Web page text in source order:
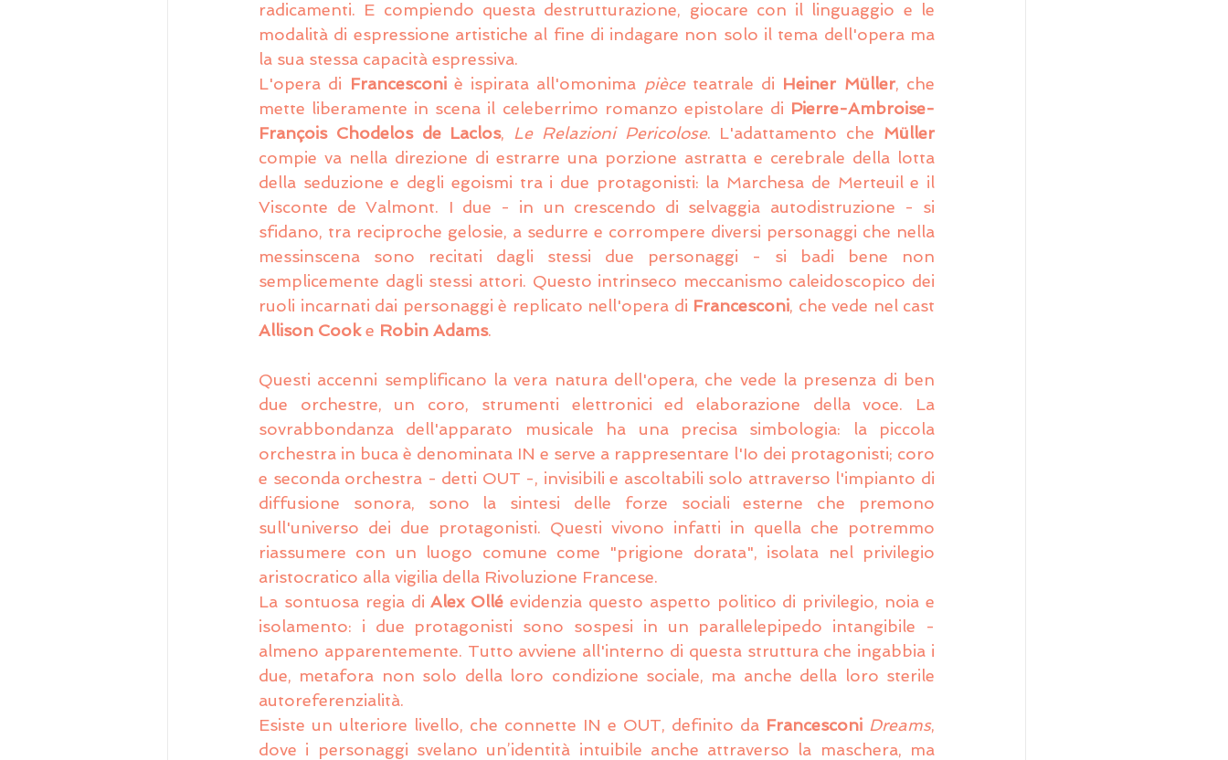
radicamenti. E compiendo questa destrutturazione, giocare con il linguaggio e le
modalità di espressione artistiche al fine di indagare non solo il tema dell'opera ma
la sua stessa capacità espressiva.
L'opera di Francesconi è ispirata all'omonima pièce teatrale di Heiner Müller, che
mette liberamente in scena il celeberrimo romanzo epistolare di Pierre-Ambroise-
François Chodelos de Laclos, Le Relazioni Pericolose. L'adattamento che Müller
compie va nella direzione di estrarre una porzione astratta e cerebrale della lotta
della seduzione e degli egoismi tra i due protagonisti: la Marchesa de Merteuil e il
Visconte de Valmont. I due - in un crescendo di selvaggia autodistruzione - si
sfidano, tra reciproche gelosie, a sedurre e corrompere diversi personaggi che nella
messinscena sono recitati dagli stessi due personaggi - si badi bene non
semplicemente dagli stessi attori. Questo intrinseco meccanismo caleidoscopico dei
ruoli incarnati dai personaggi è replicato nell'opera di Francesconi
Allison Cook e Robin Adams.
Questi accenni semplificano la vera natura dell'opera, che vede la presenza di ben
due orchestre, un coro, strumenti elettronici ed elaborazione della voce. La
sovrabbondanza dell'apparato musicale ha una precisa simbologia: la piccola
orchestra in buca è denominata IN e serve a rappresentare l'Io dei protagonisti; coro
e seconda orchestra - detti OUT -, invisibili e ascoltabili solo attraverso l'impianto di
diffusione sonora, sono la sintesi delle forze sociali esterne che premono
sull'universo dei due protagonisti. Questi vivono infatti in quella che potremmo
riassumere con un luogo comune come "prigione dorata", isolata nel privilegio
aristocratico alla vigilia della Rivoluzione Francese.
La sontuosa regia di Alex Ollé evidenzia questo aspetto politico di privilegio, noia e
isolamento: i due protagonisti sono sospesi in un parallelepipedo intangibile -
almeno apparentemente. Tutto avviene all'interno di questa struttura che ingabbia i
due, metafora non solo della loro condizione sociale, ma anche della loro sterile
autoreferenzialità.
Esiste un ulteriore livello, che connette IN e OUT, definito da Francesconi Dreams,
dove i personaggi svelano un’identità intuibile anche attraverso la maschera, ma